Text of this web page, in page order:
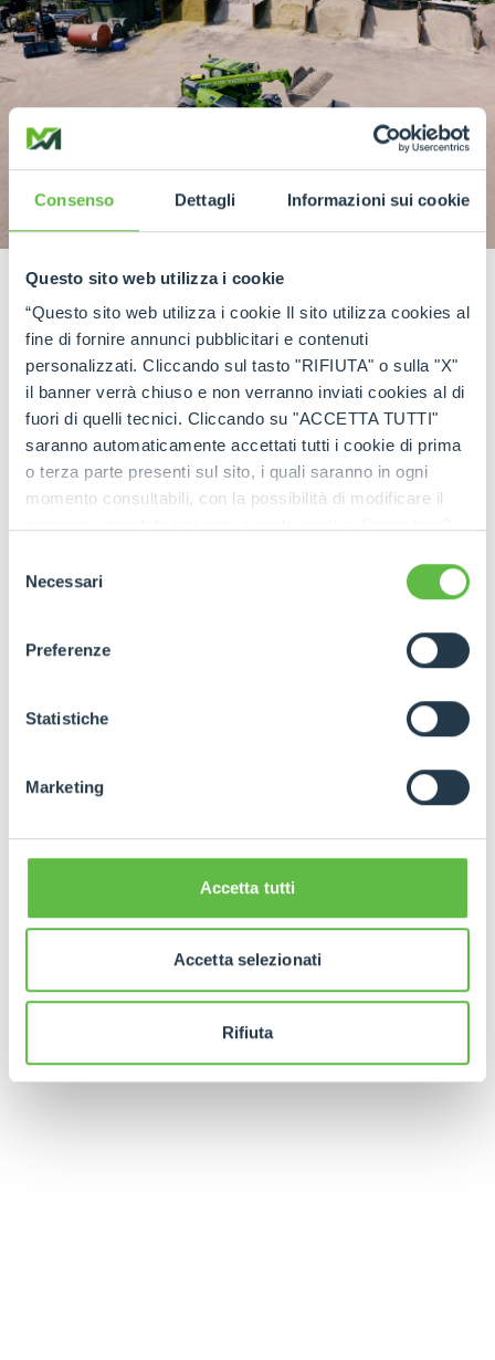
Consenso Dettagli Informazioni sui cookie
Questo sito web utilizza i cookie
“Questo sito web utilizza i cookie Il sito utilizza cookies al
fine di fornire annunci pubblicitari e contenuti
personalizzati. Cliccando sul tasto "RIFIUTA" o sulla "X"
il banner verrà chiuso e non verranno inviati cookies al di
fuori di quelli tecnici. Cliccando su "ACCETTA TUTTI"
saranno automaticamente accettati tutti i cookie di prima
o terza parte presenti sul sito, i quali saranno in ogni
momento consultabili, con la possibilità di modificare il
ogni pagina, selezionare "Modifichi il suo consenso" e
dell'informativa completa nel footer presente in ogni
pagina. Per esercitare i diritti riconosciuti all'interessato ai
GDPR abbiamo predisposto una
apposita procedura.
delNecessari
Preferenze
Statistiche
Marketing
Accetta tutti
Accetta selezionati
Rifiuta